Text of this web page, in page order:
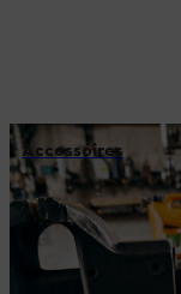
Accessoires